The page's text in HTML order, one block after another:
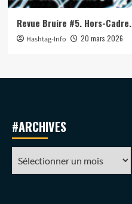
Revue Bruire #5. Hors-Cadre.
Hashtag-Info 20 mars 2026
#ARCHIVES